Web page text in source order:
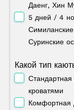
Даенг, Хин
5 дней / 4
Суринские
Какой тип
кроватями
Комфортная